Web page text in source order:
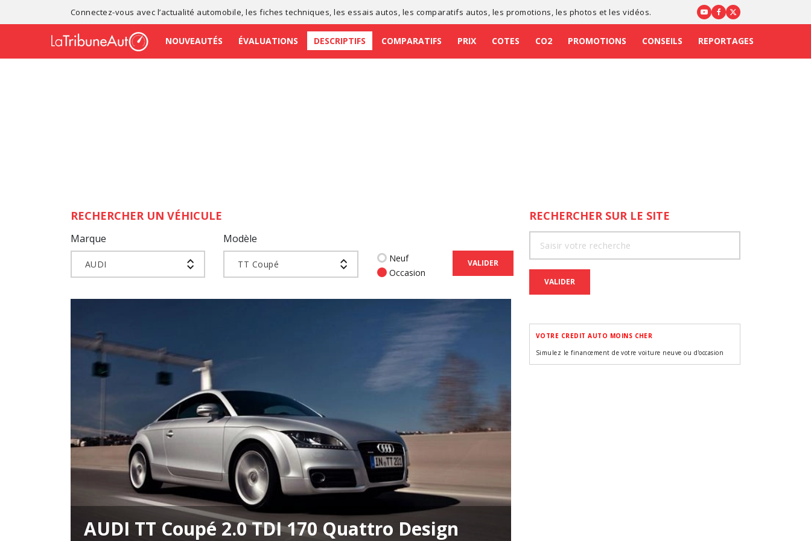
Connectez-vous avec l’actualité automobile , lesfiches techniques , lesessais autos , les comparatifs autos , les promotions , les photos et les vidéos.
NOUVEAUTÉS ÉVALUATIONS DESCRIPTIFS COMPARATIFS PRIX COTES CO2 PROMOTIONS CONSEILS REPORTAGES
RECHERCHER UN VÉHICULE
Marque
AUDI
Modèle
TT Coupé
Neuf
Occasion
VALIDER
AUDI TT Coupé 2.0 TDI 170 Quattro Design
RECHERCHER SUR LE SITE
VALIDER
VOTRE CREDIT AUTO MOINS CHER
Simulez le financement de votre voiture neuve ou d'occasion